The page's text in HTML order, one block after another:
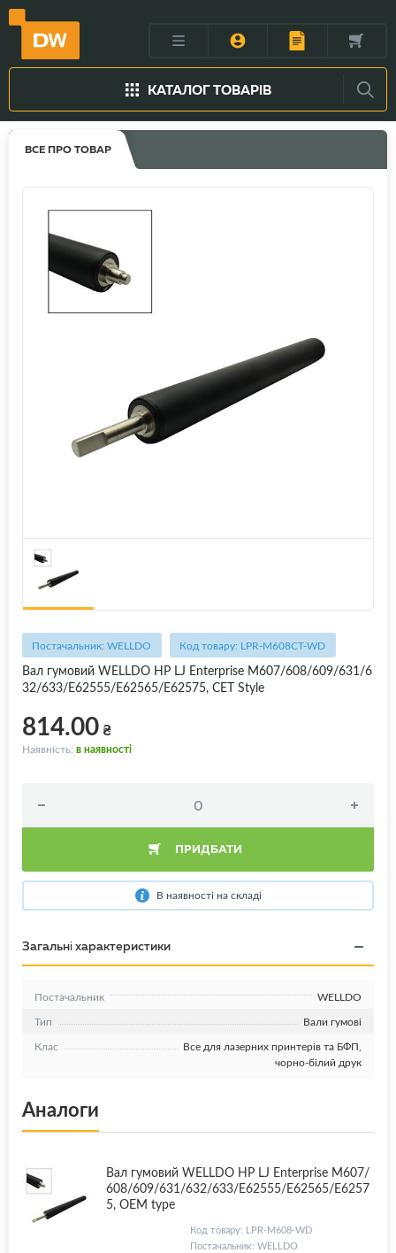
КАТАЛОГ ТОВАРІВ
ВСЕ ПРО ТОВАР
Постачальник: WELLDO Код товару: LPR-M608CT-WD
Вал гумовий WELLDO HP LJ Enterprise M607/608/609/631/6
32/633/E62555/E62565/E62575, CET Style
814.00₴
Наявність: в наявності
ПРИДБАТИ
В наявності на складі
Загальні характеристики
Постачальник
WELLDO
Тип
Вали гумові
Клас
Все для лазерних принтерів та БФП,
чорно-білий друк
Аналоги
Вал гумовий WELLDO HP LJ Enterprise M607/
608/609/631/632/633/E62555/E62565/E6257
5, OEM type
Код товару: LPR-M608-WD
Постачальник: WELLDO